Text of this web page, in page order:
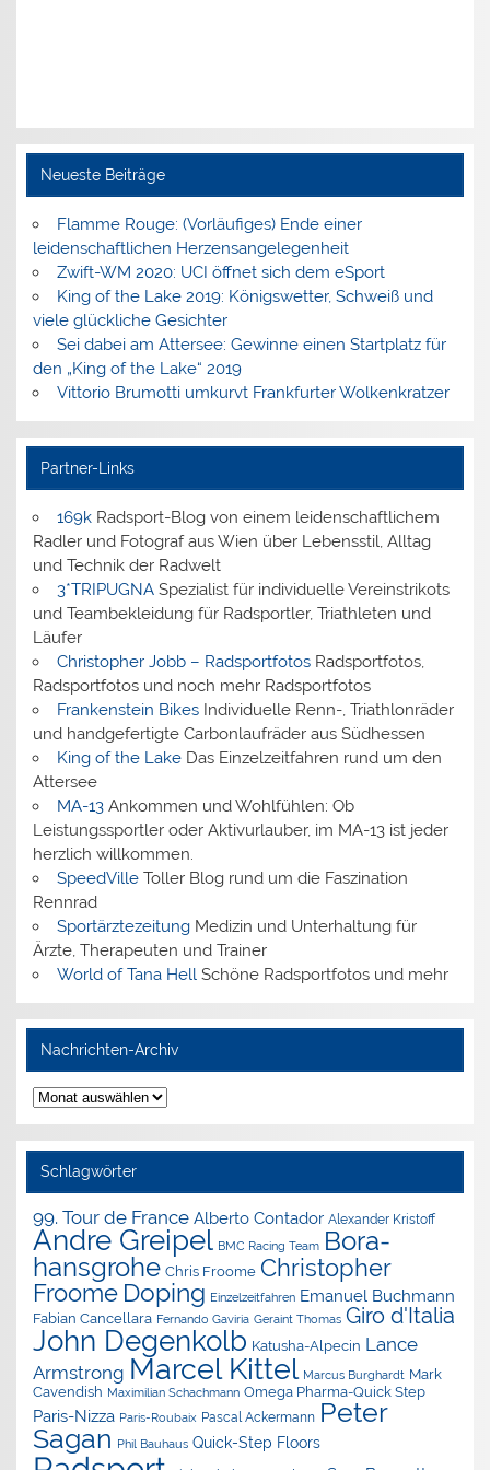
Neueste Beiträge
Flamme Rouge: (Vorläufiges) Ende einer
leidenschaftlichen Herzensangelegenheit
Zwift-WM 2020: UCI öffnet sich dem eSport
King of the Lake 2019: Königswetter, Schweiß und
viele glückliche Gesichter
Sei dabei am Attersee: Gewinne einen Startplatz für
den „King of the Lake“ 2019
Vittorio Brumotti umkurvt Frankfurter Wolkenkratzer
Partner-Links
169kRadsport-Blog von einem leidenschaftlichem
Radler und Fotograf aus Wien über Lebensstil, Alltag
und Technik der Radwelt
3*TRIPUGNASpezialist für individuelle Vereinstrikots
und Teambekleidung für Radsportler, Triathleten und
Läufer
Christopher Jobb – RadsportfotosRadsportfotos,
Radsportfotos und noch mehr Radsportfotos
Frankenstein BikesIndividuelle Renn-, Triathlonräder
und handgefertigte Carbonlaufräder aus Südhessen
King of the LakeDas Einzelzeitfahren rund um den
Attersee
MA-13Ankommen und Wohlfühlen: Ob
Leistungssportler oder Aktivurlauber, im MA-13 ist jeder
herzlich willkommen.
SpeedVilleToller Blog rund um die Faszination
Rennrad
SportärztezeitungMedizin und Unterhaltung für
Ärzte, Therapeuten und Trainer
World of Tana HellSchöne Radsportfotos und mehr
Nachrichten-Archiv
Nachrichten-
Archiv
Schlagwörter
99. Tour de France Alberto Contador Alexander Kristoff
Andre Greipel BMC Racing Team Bora-
hansgrohe Chris Froome Christopher
Froome Doping Einzelzeitfahren Emanuel Buchmann
Fabian Cancellara Fernando Gaviria Geraint Thomas Giro d'Italia
John Degenkolb Katusha-Alpecin Lance
Armstrong Marcel Kittel Marcus Burghardt Mark
Cavendish Maximilian Schachmann Omega Pharma-Quick Step
Paris-Nizza Paris-Roubaix Pascal Ackermann Peter
Sagan Phil Bauhaus Quick-Step Floors